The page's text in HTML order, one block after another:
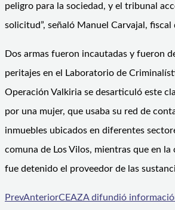
peligro para la sociedad, y el tribunal
solicitud”, señaló Manuel Carvajal, fiscal
Dos armas fueron incautadas y fueron
peritajes en el Laboratorio de
Operación Valkiria se desarticuló este
por una mujer, que usaba su red de
inmuebles ubicados en diferentes
comuna de Los Vilos, mientras que en la
fue detenido el proveedor de las
PrevAnteriorCEAZA difundió